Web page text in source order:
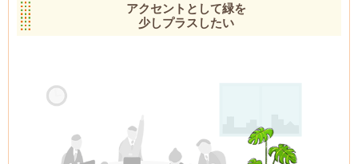
アクセントとして緑を
少しプラスしたい